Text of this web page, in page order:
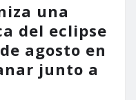
una
del eclipse
agosto en
junto a